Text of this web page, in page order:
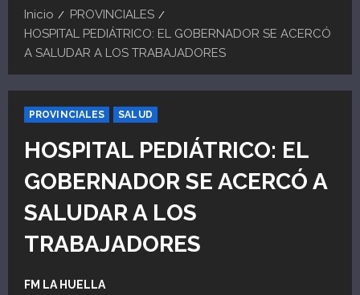
Inicio
PROVINCIALES
HOSPITAL PEDIÁTRICO: EL GOBERNADOR SE ACERCÓ
A SALUDAR A LOS TRABAJADORES
PROVINCIALES SALUD
HOSPITAL PEDIÁTRICO: EL
GOBERNADOR SE ACERCÓ A
SALUDAR A LOS
TRABAJADORES
FM LA HUELLA